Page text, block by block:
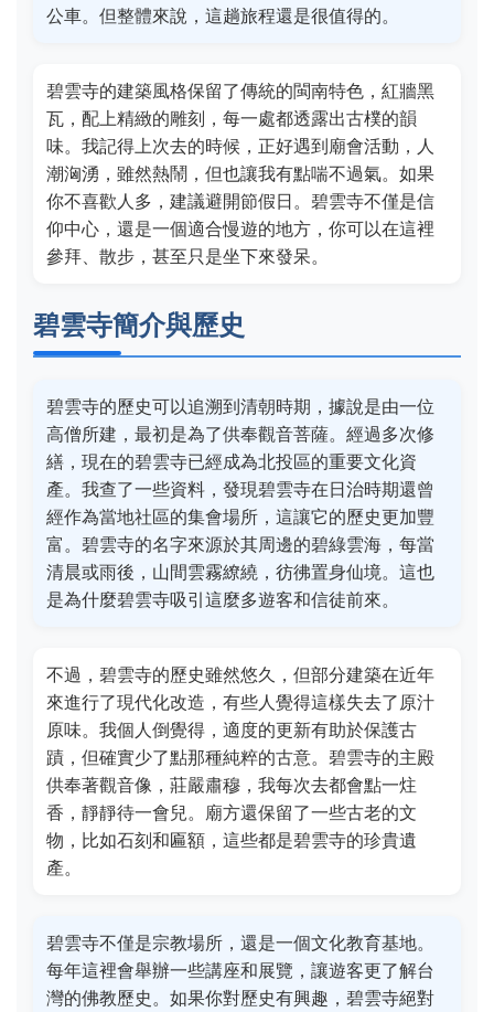
公車。但整體來說，這趟旅程還是很值得的。
碧雲寺的建築風格保留了傳統的閩南特色，紅牆黑
瓦，配上精緻的雕刻，每一處都透露出古樸的韻
味。我記得上次去的時候，正好遇到廟會活動，人
潮洶湧，雖然熱鬧，但也讓我有點喘不過氣。如果
你不喜歡人多，建議避開節假日。碧雲寺不僅是信
仰中心，還是一個適合慢遊的地方，你可以在這裡
參拜、散步，甚至只是坐下來發呆。
碧雲寺簡介與歷史
碧雲寺的歷史可以追溯到清朝時期，據說是由一位
高僧所建，最初是為了供奉觀音菩薩。經過多次修
繕，現在的碧雲寺已經成為北投區的重要文化資
產。我查了一些資料，發現碧雲寺在日治時期還曾
經作為當地社區的集會場所，這讓它的歷史更加豐
富。碧雲寺的名字來源於其周邊的碧綠雲海，每當
清晨或雨後，山間雲霧繚繞，彷彿置身仙境。這也
是為什麼碧雲寺吸引這麼多遊客和信徒前來。
不過，碧雲寺的歷史雖然悠久，但部分建築在近年
來進行了現代化改造，有些人覺得這樣失去了原汁
原味。我個人倒覺得，適度的更新有助於保護古
蹟，但確實少了點那種純粹的古意。碧雲寺的主殿
供奉著觀音像，莊嚴肅穆，我每次去都會點一炷
香，靜靜待一會兒。廟方還保留了一些古老的文
物，比如石刻和匾額，這些都是碧雲寺的珍貴遺
產。
碧雲寺不僅是宗教場所，還是一個文化教育基地。
每年這裡會舉辦一些講座和展覽，讓遊客更了解台
灣的佛教歷史。如果你對歷史有興趣，碧雲寺絕對